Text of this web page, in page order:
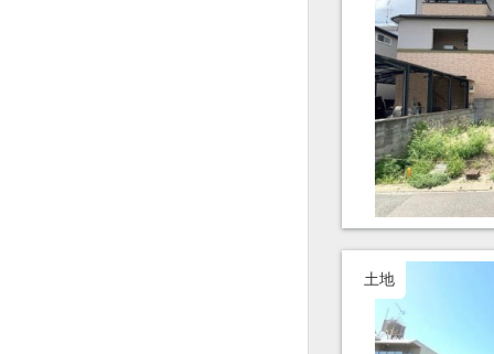
土地